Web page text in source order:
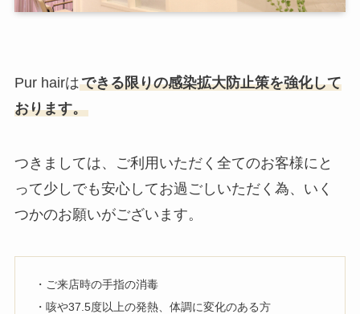
Pur hairはできる限りの感染拡大防止策を強化して
おります。
つきましては、ご利用いただく全てのお客様にと
って少しでも安心してお過ごしいただく為、いく
つかのお願いがございます。
・ご来店時の手指の消毒
・咳や37.5度以上の発熱、体調に変化のある方